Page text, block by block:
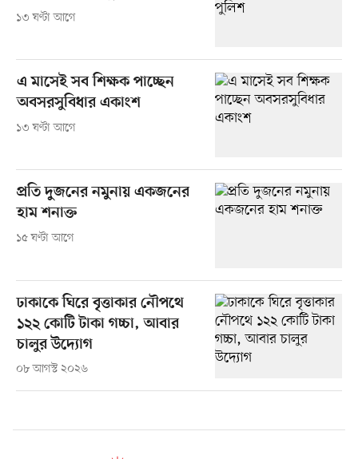
১৩ ঘণ্টা আগে
এ মাসেই সব শিক্ষক পাচ্ছেন
অবসরসুবিধার একাংশ
১৩ ঘণ্টা আগে
প্রতি দুজনের নমুনায় একজনের
হাম শনাক্ত
১৫ ঘণ্টা আগে
ঢাকাকে ঘিরে বৃত্তাকার নৌপথে
১২২ কোটি টাকা গচ্চা, আবার
চালুর উদ্যোগ
০৮ আগস্ট ২০২৬